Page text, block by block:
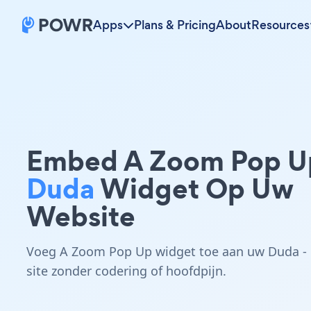
Apps Plans & PricingAboutResources
Embed A Zoom Pop
DudaWidget Op Uw
Website
Voeg A Zoom Pop Up widget toe aan uw Duda -
site zonder codering of hoofdpijn.